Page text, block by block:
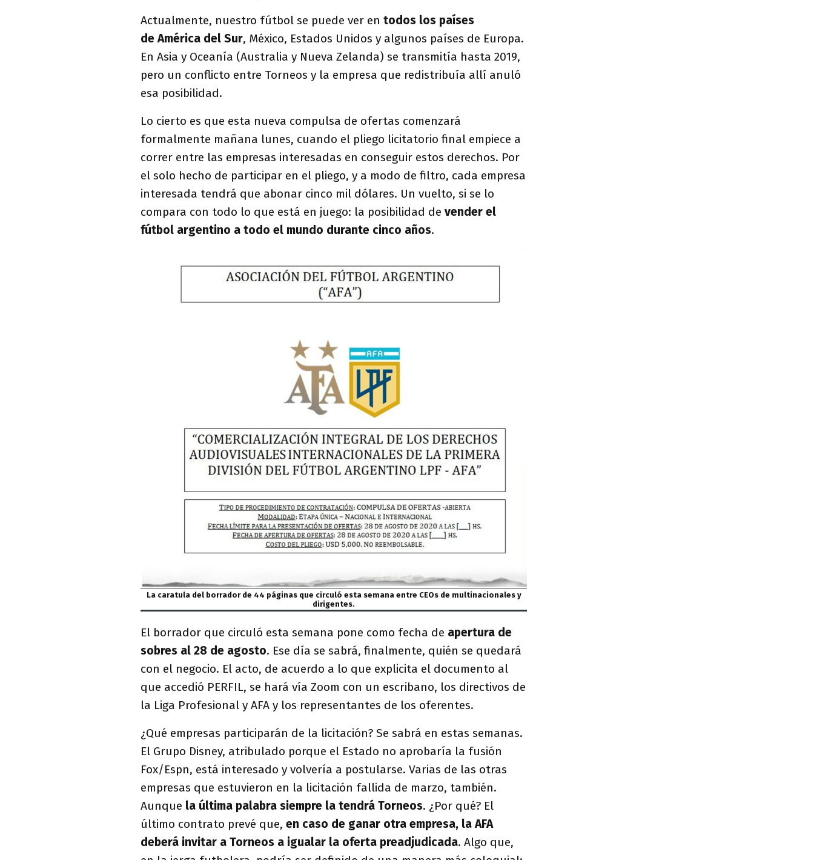
Actualmente, nuestro fútbol se puede ver en todos los países
de América del Sur, México, Estados Unidos y algunos países de Europa.
En Asia y Oceanía (Australia y Nueva Zelanda) se transmitía hasta 2019,
pero un conflicto entre Torneos y la empresa que redistribuía allí anuló
esa posibilidad.
Lo cierto es que esta nueva compulsa de ofertas comenzará
formalmente mañana lunes, cuando el pliego licitatorio final empiece a
correr entre las empresas interesadas en conseguir estos derechos. Por
el solo hecho de participar en el pliego, y a modo de filtro, cada empresa
interesada tendrá que abonar cinco mil dólares. Un vuelto, si se lo
compara con todo lo que está en juego: la posibilidad de vender el
fútbol argentino a todo el mundo durante cinco años.
La caratula del borrador de 44 páginas que circuló esta semana entre CEOs de multinacionales y
dirigentes.
El borrador que circuló esta semana pone como fecha de apertura de
sobres al 28 de agosto. Ese día se sabrá, finalmente, quién se quedará
con el negocio. El acto, de acuerdo a lo que explicita el documento al
que accedió PERFIL, se hará vía Zoom con un escribano, los directivos de
la Liga Profesional y AFA y los representantes de los oferentes.
¿Qué empresas participarán de la licitación? Se sabrá en estas semanas.
El Grupo Disney, atribulado porque el Estado no aprobaría la fusión
Fox/Espn, está interesado y volvería a postularse. Varias de las otras
empresas que estuvieron en la licitación fallida de marzo, también.
Aunque la última palabra siempre la tendrá Torneos. ¿Por qué? El
último contrato prevé que, en caso de ganar otra empresa, la AFA
deberá invitar a Torneos a igualar la oferta preadjudicada. Algo que,